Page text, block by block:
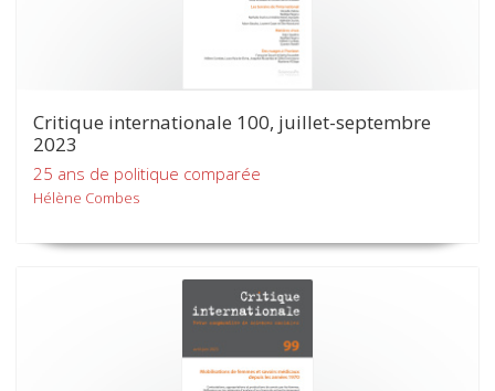
Critique internationale 100, juillet-septembre
2023
25 ans de politique comparée
Hélène Combes